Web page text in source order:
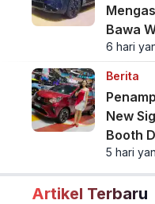
Bawa
6 hari
Berita
New
Booth
5 hari
Artikel Terbaru